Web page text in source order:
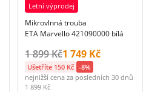
Letní výprodej
Mikrovlnná trouba
ETA Marvello 421090000 bílá
Původní cena s DPH:
1 899 KčCena s DPH:
1 749 Kč
Ušetříte 150 Kč -8%
nejnižší cena za posledních 30 dnů
1 899 Kč